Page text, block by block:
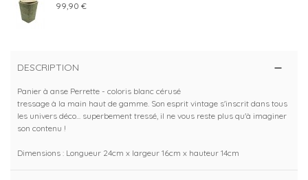
99,90 €
DESCRIPTION
Panier à anse Perrette - coloris blanc cérusé
tressage à la main haut de gamme. Son esprit vintage s'inscrit dans tous
les univers déco... superbement tressé, il ne vous reste plus qu'à imaginer
son contenu !
Dimensions : Longueur 24cm x largeur 16cm x hauteur 14cm